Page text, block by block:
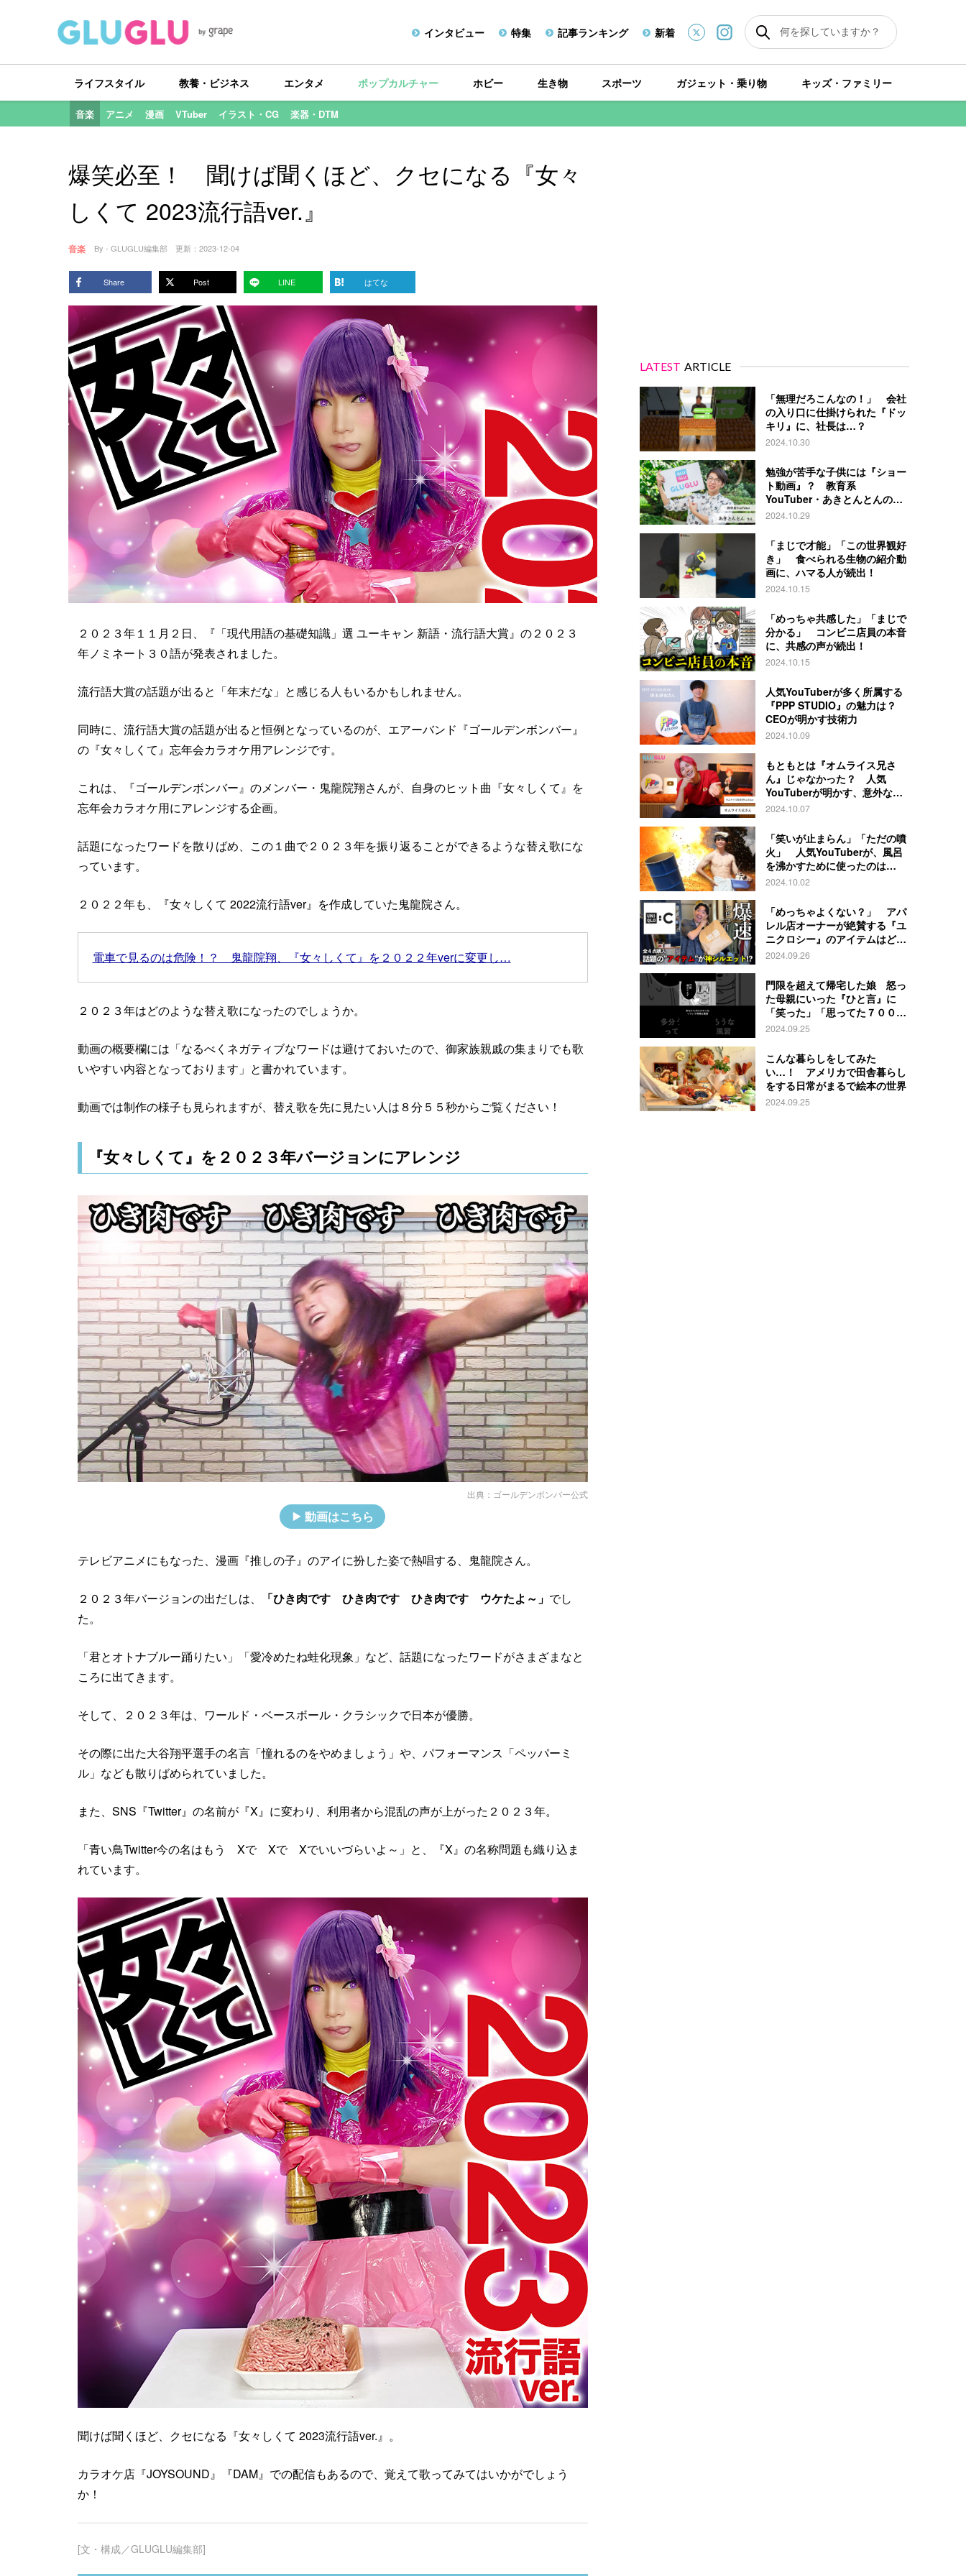
インタビュー 特集 記事ランキング 新着
ライフスタイル 教養・ビジネス エンタメ ポップカルチャー
音楽 アニメ 漫画 VTuber イラスト・CG 楽器・DTM
ホビー 生き物 スポーツ ガジェット・乗り物 キッズ・ファミリー
爆笑必至！ 聞けば聞くほど、クセになる『女々
しくて 2023流行語ver.』
音楽 By - GLUGLU編集部 更新： 2023-12-04
Share Post LINE はてな
２０２３年１１月２日、『「現代用語の基礎知識」選 ユーキャン 新語・流行語大賞』の２０２３
年ノミネート３０語が発表されました。
流行語大賞の話題が出ると「年末だな」と感じる人もいるかもしれません。
同時に、流行語大賞の話題が出ると恒例となっているのが、エアーバンド『ゴールデンボンバー』
の『女々しくて』忘年会カラオケ用アレンジです。
これは、『ゴールデンボンバー』のメンバー・鬼龍院翔さんが、自身のヒット曲『女々しくて』を
忘年会カラオケ用にアレンジする企画。
話題になったワードを散りばめ、この１曲で２０２３年を振り返ることができるような替え歌にな
っています。
２０２２年も、『女々しくて 2022流行語ver』を作成していた鬼龍院さん。
電車で見るのは危険！？ 鬼龍院翔、『女々しくて』を２０２２年verに変更し…
２０２３年はどのような替え歌になったのでしょうか。
動画の概要欄には「なるべくネガティブなワードは避けておいたので、御家族親戚の集まりでも歌
いやすい内容となっております」と書かれています。
動画では制作の様子も見られますが、替え歌を先に見たい人は８分５５秒からご覧ください！
『女々しくて』を２０２３年バージョンにアレンジ
出典： ゴールデンボンバー公式
動画はこちら
テレビアニメにもなった、漫画『推しの子』のアイに扮した姿で熱唱する、鬼龍院さん。
２０２３年バージョンの出だしは、 「ひき肉です ひき肉です ひき肉です ウケたよ～」 でし
た。
「君とオトナブルー踊りたい」「愛冷めたね蛙化現象」など、話題になったワードがさまざまなと
ころに出てきます。
そして、２０２３年は、ワールド・ベースボール・クラシックで日本が優勝。
その際に出た大谷翔平選手の名言「憧れるのをやめましょう」や、パフォーマンス「ペッパーミ
ル」なども散りばめられていました。
また、SNS『Twitter』の名前が『X』に変わり、利用者から混乱の声が上がった２０２３年。
「青い鳥Twitter今の名はもう Xで Xで Xでいいづらいよ～」と、『X』の名称問題も織り込ま
れています。
聞けば聞くほど、クセになる『女々しくて 2023流行語ver.』。
カラオケ店『JOYSOUND』『DAM』での配信もあるので、覚えて歌ってみてはいかがでしょう
か！
[文・構成／GLUGLU編集部]
LATEST ARTICLE
「無理だろこんなの！」 会社
の入り口に仕掛けられた『ドッ
キリ』に、社長は…？
2024.10.30
勉強が苦手な子供には『ショー
ト動画』？ 教育系
YouTuber・あきとんとんの戦
略とは
2024.10.29
「まじで才能」「この世界観好
き」 食べられる生物の紹介動
画に、ハマる人が続出！
2024.10.15
「めっちゃ共感した」「まじで
分かる」 コンビニ店員の本音
に、共感の声が続出！
2024.10.15
人気YouTuberが多く所属する
『PPP STUDIO』の魅力は？
CEOが明かす技術力
2024.10.09
もともとは『オムライス兄さ
ん』じゃなかった？ 人気
YouTuberが明かす、意外な過
去とは
2024.10.07
「笑いが止まらん」「ただの噴
火」 人気YouTuberが、風呂
を沸かすために使ったのは…
2024.10.02
「めっちゃよくない？」 アパ
レル店オーナーが絶賛する『ユ
ニクロシー』のアイテムはど
れ？
2024.09.26
門限を超えて帰宅した娘 怒っ
た母親にいった『ひと言』に
「笑った」「思ってた７００倍
特殊」
2024.09.25
こんな暮らしをしてみた
い…！ アメリカで田舎暮らし
をする日常がまるで絵本の世界
2024.09.25